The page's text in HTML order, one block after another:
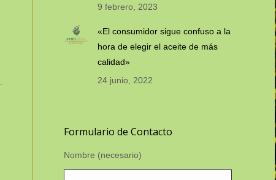
9 febrero, 2023
«El consumidor sigue confuso a la
hora de elegir el aceite de más
calidad»
24 junio, 2022
Formulario de Contacto
Nombre (necesario)